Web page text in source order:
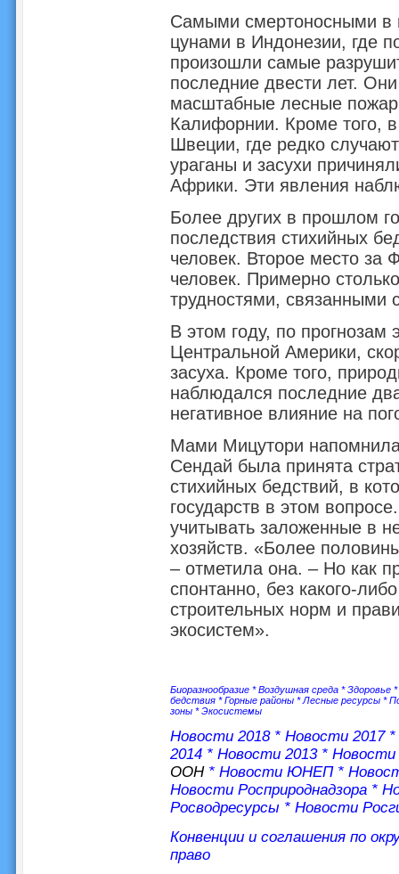
Самыми смертоносными в
цунами в Индонезии, где
произошли самые
последние двести лет.
масштабные лесные
Калифорнии. Кроме того,
Швеции, где редко
ураганы и засухи
Африки. Эти явления
Более других в прошлом
последствия стихийных
человек. Второе место за
человек. Примерно
трудностями, связанными
В этом году, по
Центральной Америки,
засуха. Кроме того,
наблюдался последние
негативное влияние на
Мами Мицутори
Сендай была принята
стихийных бедствий, в
государств в этом
учитывать заложенные в
хозяйств. «Более
– отметила она. – Но как
спонтанно, без какого-
строительных норм и
экосистем».
Биоразнообразие *Воздушная среда *Здоровье *
бедствия *Горные районы *Лесные ресурсы *
зоны *Экосистемы
Новости 2018* Новости 2017*
2014* Новости 2013 * Новости
ООН * Новости ЮНЕП*
Новости Росприроднадзора*
Росводресурсы * Новости
Конвенции и соглашения по
право